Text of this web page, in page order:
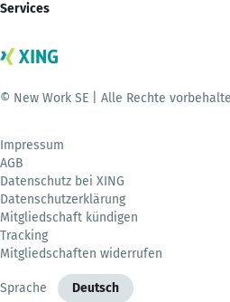
Services
© New Work SE | Alle Rechte
Impressum
AGB
Datenschutz bei XING
Datenschutzerklärung
Mitgliedschaft kündigen
Tracking
Mitgliedschaften widerrufen
Sprache Deutsch